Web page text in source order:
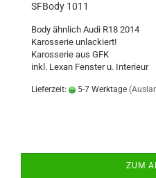
SFBody 1011
Body ähnlich Audi R18 2014
Karosserie unlackiert!
Karosserie aus GFK
inkl. Lexan Fenster u. Interieur
Lieferzeit: 5-7 Werktage
ZUM